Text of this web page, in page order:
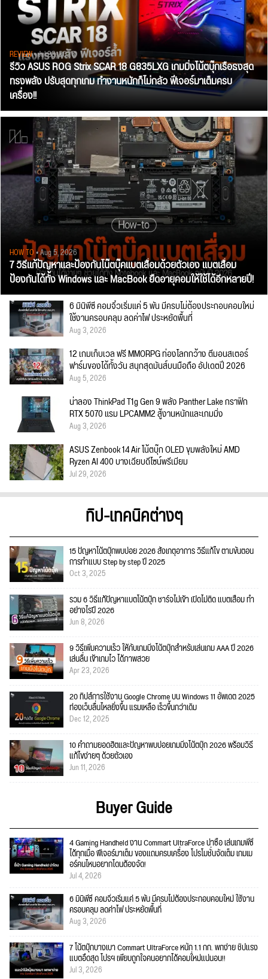
REVIEW• Jul 28, 2026
รีวิว ASUS ROG Strix SCAR 18 G835LXG เกมมิ่งโน้ตบุ๊กเรือธงสุด
ทรงพลัง ปรับสุดทุกเกม ทำงานหนักก็ไม่กลัว ฟีเจอร์มาเต็มครบ
เครื่อง!!
HOW TO• Aug 5, 2026
7 วิธีแก้ปัญหาและป้องกันโน๊ตบุ๊คแบตเสื่อมด้วยตัวเอง แบตเสื่อม
ป้องกันได้ทั้ง Windows และ MacBook ยืดอายุคอมให้ใช้ได้อีกหลายปี!
6 มินิพีซี คอมจิ๋วเริ่มแค่ 5 พัน มีครบไม่ต้องประกอบคอมใหม่
ใช้งานครอบคลุม ลดค่าไฟ ประหยัดพื้นที่
Aug 3, 2026
12 เกมเก็บเวล ฟรี MMORPG ท่องโลกกว้าง ตีมอนสเตอร์
ฟาร์มของได้ทั้งวัน สนุกสุดมันส์บนมือถือ อัปเดตปี 2026
Aug 5, 2026
น่าลอง ThinkPad T1g Gen 9 พลัง Panther Lake กราฟิก
RTX 5070 แรม LPCAMM2 สู้งานหนักและเกมมิ่ง
Aug 3, 2026
ASUS Zenbook 14 Air โน้ตบุ๊ก OLED ขุมพลังใหม่ AMD
Ryzen AI 400 บางเฉียบดีไซน์พรีเมียม
Jul 29, 2026
ทิป-เทคนิคต่างๆ
15 ปัญหาโน้ตบุ๊กพบบ่อย 2026 สังเกตุอาการ วิธีแก้ไข ตามขั้นตอน
การทำแบบ Step by step ปี 2025
Oct 3, 2025
รวม 6 วิธีแก้ปัญหาแบตโน้ตบุ๊ก ชาร์จไม่เข้า เปิดไม่ติด แบตเสื่อม ทำ
อย่างไรปี 2026
Jun 8, 2026
9 วิธีเพิ่มความเร็ว ให้กับเกมมิ่งโน้ตบุ๊กสำหรับเล่นเกม AAA ปี 2026
เล่นลื่น เข้าเกมไว ได้ภาพสวย
Apr 23, 2026
20 ทิปส์การใช้งาน Google Chrome บน Windows 11 อัพเดต 2025
ท่องเว็บลื่นไหลยิ่งขึ้น แรมเหลือ เร็วขึ้นกว่าเดิม
Dec 12, 2025
10 คำถามยอดฮิตและปัญหาพบบ่อยเกมมิ่งโน้ตบุ๊ก 2026 พร้อมวิธี
แก้ไขง่ายๆ ด้วยตัวเอง
Jun 11, 2026
Buyer Guide
4 Gaming Handheld งาน Commart UltraForce น่าซื้อ เล่นเกมพีซี
ได้ทุกเมื่อ ฟีเจอร์มาเต็ม ของแถมครบเครื่อง โปรโมชั่นจัดเต็ม เกมเม
อร์คนไหนอยากโดนต้องจัด!
Jul 4, 2026
6 มินิพีซี คอมจิ๋วเริ่มแค่ 5 พัน มีครบไม่ต้องประกอบคอมใหม่ ใช้งาน
ครอบคลุม ลดค่าไฟ ประหยัดพื้นที่
Aug 3, 2026
7 โน้ตบุ๊กบางเบา Commart UltraForce หนัก 1.1 กก. พกง่าย ชิปแรง
แบตอึดสุด โปรฯ เพียบถูกใจคนอยากได้คอมใ่หม่แน่นอน!!
Jul 3, 2026